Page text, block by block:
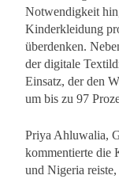
Notwendigkeit
Kinderkleidung
überdenken.
der digitale
Einsatz, der den
um bis zu 97
Priya Ahluwalia,
kommentierte die
und Nigeria